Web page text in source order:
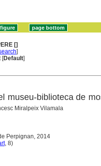
[]
]
[Default]
museu-biblioteca de
Miralpeix Vilamala
Perpignan, 2014
, 8)